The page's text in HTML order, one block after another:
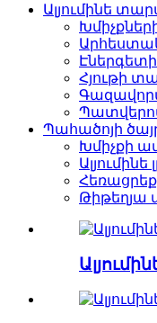
Ալյումինե
Հյութի
Պահածոյի
Խմիչքի
Թիթեղյա